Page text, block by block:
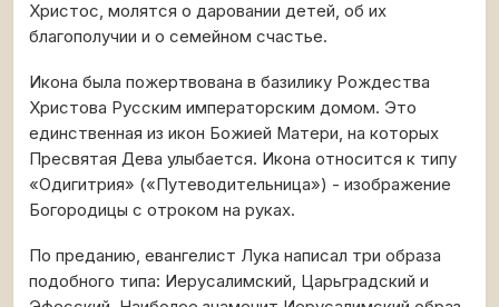
Христос, молятся о даровании детей, об их
благополучии и о семейном счастье.
Икона была пожертвована в базилику Рождества
Христова Русским императорским домом. Это
единственная из икон Божией Матери, на которых
Пресвятая Дева улыбается. Икона относится к типу
«Одигитрия» («Путеводительница») - изображение
Богородицы с отроком на руках.
По преданию, евангелист Лука написал три образа
подобного типа: Иерусалимский, Царьградский и